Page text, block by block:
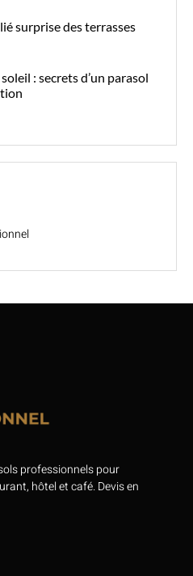
surprise des terrasses
: secrets d’un parasol
professionnels pour
hôtel et café. Devis en